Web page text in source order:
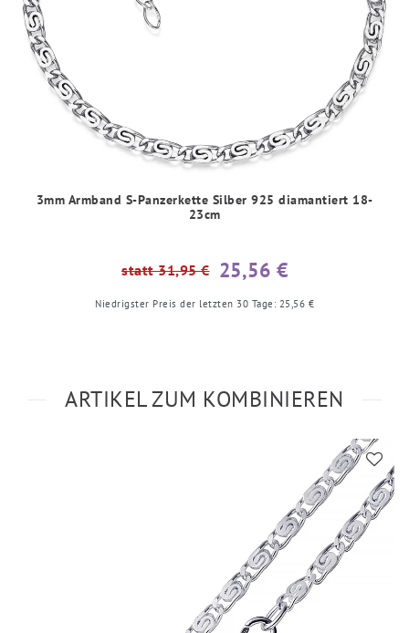
3mm Armband S-Panzerkette Silber 925 diamantiert 18-
23cm
statt 31,95 € 25,56 €
Niedrigster Preis der letzten 30 Tage: 25,56 €
ARTIKEL ZUM KOMBINIEREN